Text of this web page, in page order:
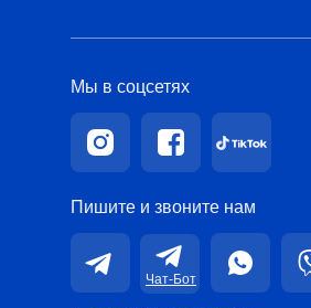
Пишите и звоните нам
Чат-Бот
Мы в соцсетях